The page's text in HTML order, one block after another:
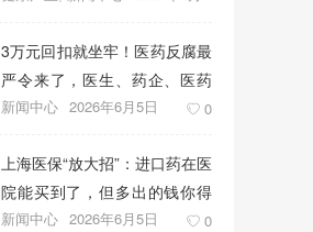
3万元回扣就坐牢！医药反腐最
严令来了，医生、药企、医药
代表将无一幸免
新闻中心 2026年6月5日 0
上海医保“放大招”：进口药在医
院能买到了，但多出的钱你得
自己掏！
新闻中心 2026年6月5日 0